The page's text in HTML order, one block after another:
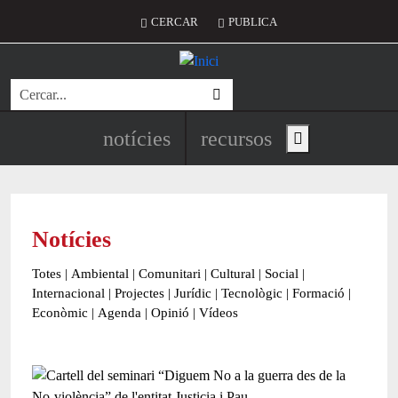
Menú del compte d'usuari
CERCAR PUBLICA
Cerca
Navegació principal de
notícies recursos Show main menu
Notícies
Totes | Ambiental | Comunitari | Cultural | Social |
Internacional | Projectes | Jurídic | Tecnològic | Formació |
Econòmic | Agenda | Opinió | Vídeos